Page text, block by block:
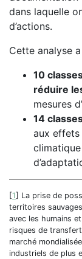
dans laquelle
d’actions.
Cette analyse
10
réduire
mesures
14
aux effets
[1] La prise de
territoires
avec les humains
risques de
marché
industriels de plus